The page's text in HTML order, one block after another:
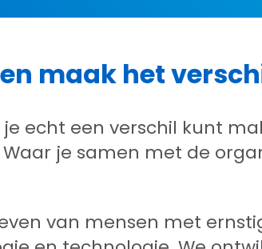
maak het
echt een verschil kunt
je samen met de
van mensen met